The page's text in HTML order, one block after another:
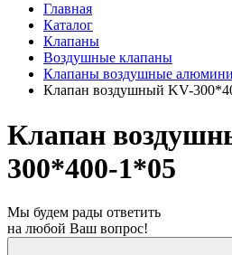
Главная
Каталог
Клапаны
Воздушные клапаны
Клапаны воздушные
Клапан воздушный KV-
Клапан
300*400-1*05
Мы будем рады ответить
на любой Ваш вопрос!